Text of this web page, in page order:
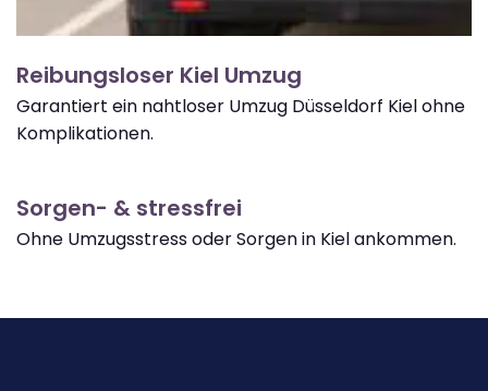
Reibungsloser Kiel Umzug
Garantiert ein nahtloser Umzug Düsseldorf Kiel ohne
Komplikationen.
Sorgen- & stressfrei
Ohne Umzugsstress oder Sorgen in Kiel ankommen.